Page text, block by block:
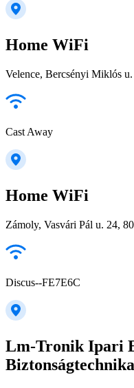
Home WiFi
Velence, Bercsényi Miklós
Cast Away
Home WiFi
Zámoly, Vasvári Pál u. 24,
Discus--FE7E6C
Lm-Tronik Ipari